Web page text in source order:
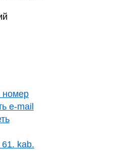
номер
e-mail
kab.